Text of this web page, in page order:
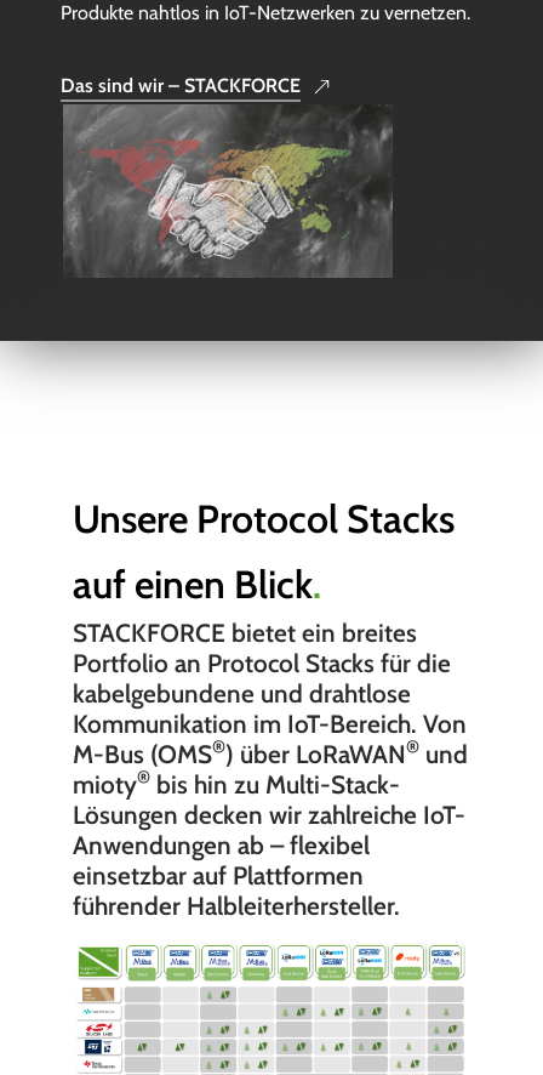
Produkte nahtlos in IoT-Netzwerken zu vernetzen.
Das sind wir – STACKFORCE
Unsere Protocol Stacks
auf einen Blick.
STACKFORCE bietet ein breites
Portfolio an Protocol Stacks für die
kabelgebundene und drahtlose
Kommunikation im IoT-Bereich. Von
M-Bus (OMS®) über LoRaWAN® und
mioty® bis hin zu Multi-Stack-
Lösungen decken wir zahlreiche IoT-
Anwendungen ab – flexibel
einsetzbar auf Plattformen
führender Halbleiterhersteller.